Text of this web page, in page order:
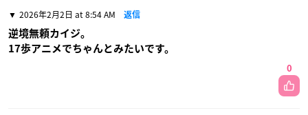
2026年2月2日 at 8:54 AM 返信
逆境無頼カイジ。
17歩アニメでちゃんとみたいです。
0